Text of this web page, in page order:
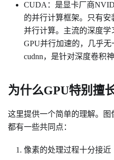
CUDA：是显卡厂商
的并行计算框架。只有
并行计算。主流的深度
GPU并行加速的，几乎
cudnn，是针对深度卷积
为什么GPU特别擅
这里提供一个简单的理解。
都有一些共同点：
像素的处理过程十分接近